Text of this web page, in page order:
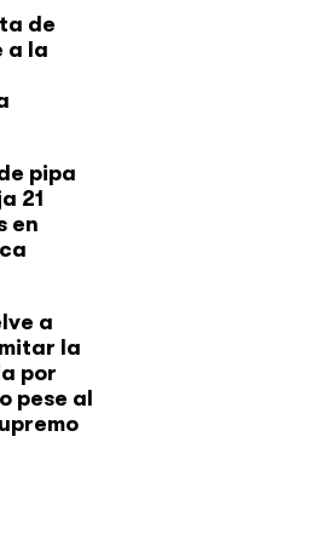
de
a la
pipa
21
en
a
la
por
pese al